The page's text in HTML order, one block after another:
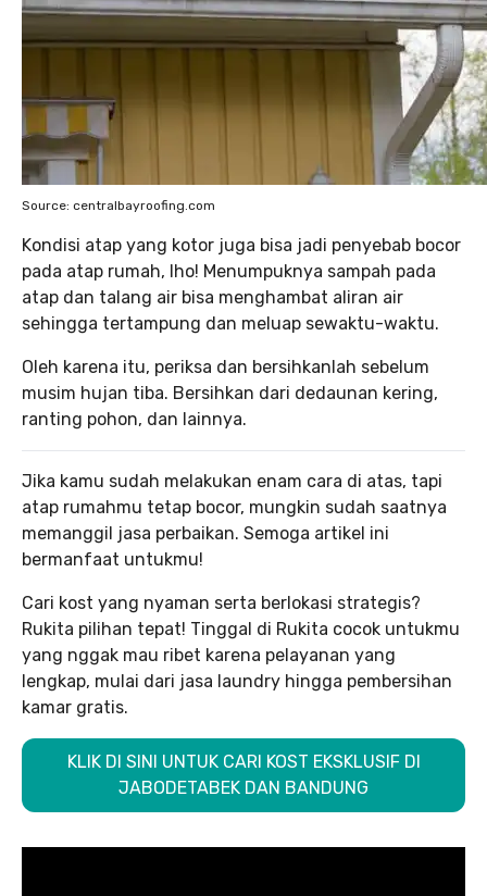
Source: centralbayroofing.com
Kondisi atap yang kotor juga bisa jadi penyebab bocor
pada atap rumah, lho! Menumpuknya sampah pada
atap dan talang air bisa menghambat aliran air
sehingga tertampung dan meluap sewaktu-waktu.
Oleh karena itu, periksa dan bersihkanlah sebelum
musim hujan tiba. Bersihkan dari dedaunan kering,
ranting pohon, dan lainnya.
Jika kamu sudah melakukan enam cara di atas, tapi
atap rumahmu tetap bocor, mungkin sudah saatnya
memanggil jasa perbaikan. Semoga artikel ini
bermanfaat untukmu!
Cari kost yang nyaman serta berlokasi strategis?
Rukita pilihan tepat! Tinggal di Rukita cocok untukmu
yang nggak mau ribet karena pelayanan yang
lengkap, mulai dari jasa laundry hingga pembersihan
kamar gratis.
KLIK DI SINI UNTUK CARI KOST EKSKLUSIF DI
JABODETABEK DAN BANDUNG